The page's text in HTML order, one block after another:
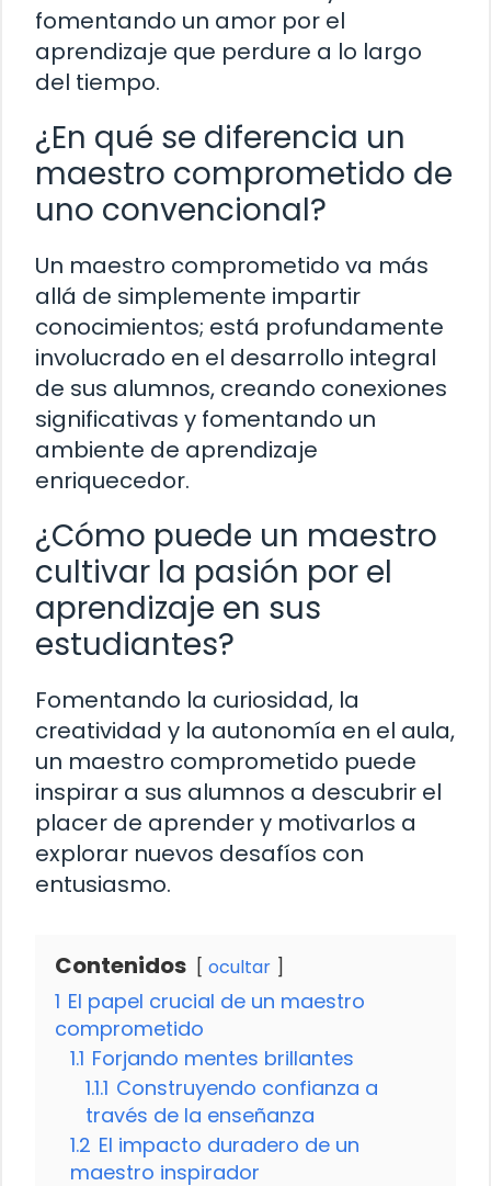
fomentando un amor por el
aprendizaje que perdure a lo largo
del tiempo.
¿En qué se diferencia un
maestro comprometido de
uno convencional?
Un maestro comprometido va más
allá de simplemente impartir
conocimientos; está profundamente
involucrado en el desarrollo integral
de sus alumnos, creando conexiones
significativas y fomentando un
ambiente de aprendizaje
enriquecedor.
¿Cómo puede un maestro
cultivar la pasión por el
aprendizaje en sus
estudiantes?
Fomentando la curiosidad, la
creatividad y la autonomía en el aula,
un maestro comprometido puede
inspirar a sus alumnos a descubrir el
placer de aprender y motivarlos a
explorar nuevos desafíos con
entusiasmo.
Contenidos ocultar
1 El papel crucial de un maestro
comprometido
1.1 Forjando mentes brillantes
1.1.1 Construyendo confianza a
través de la enseñanza
1.2 El impacto duradero de un
maestro inspirador